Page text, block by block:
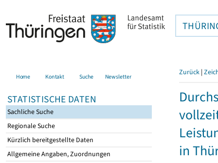
Home Kontakt Suche Newsletter
STATISTISCHE DATEN
Sachliche Suche
Regionale Suche
Kürzlich bereitgestellte Daten
Allgemeine Angaben, Zuordnungen
Zurück |
in